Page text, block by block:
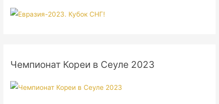
Чемпионат Кореи в Сеуле 2023